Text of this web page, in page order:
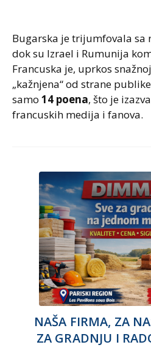
Bugarska je trijumfovala sa
dok su Izrael i Rumunija
Francuska je, uprkos
„kažnjena“ od strane
samo 14 poena, što je
francuskih medija i fanova.
NAŠA FIRMA, ZA
ZA GRADNJU I